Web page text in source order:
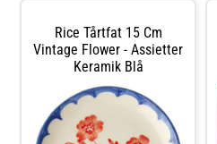
som inte är Nya/oanvända direkt
från leverantör. Hos glasprinsen är
dessa varor just Vintage dvs alltid
äldre fin kvalitet.
Rice Tårtfat 15 Cm
Vintage Flower - Assietter
Keramik Blå